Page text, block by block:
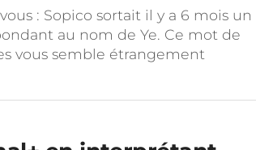
: Sopico sortait il y a 6 mois un
au nom de Ye. Ce mot de
vous semble étrangement